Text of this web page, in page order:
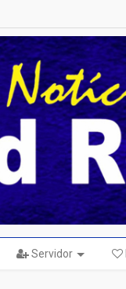
Servidor